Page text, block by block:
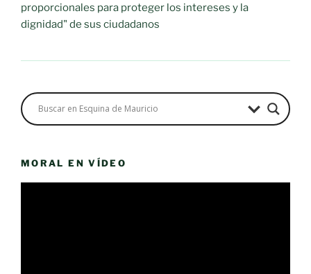
proporcionales para proteger los intereses y la
dignidad" de sus ciudadanos
MORAL EN VÍDEO